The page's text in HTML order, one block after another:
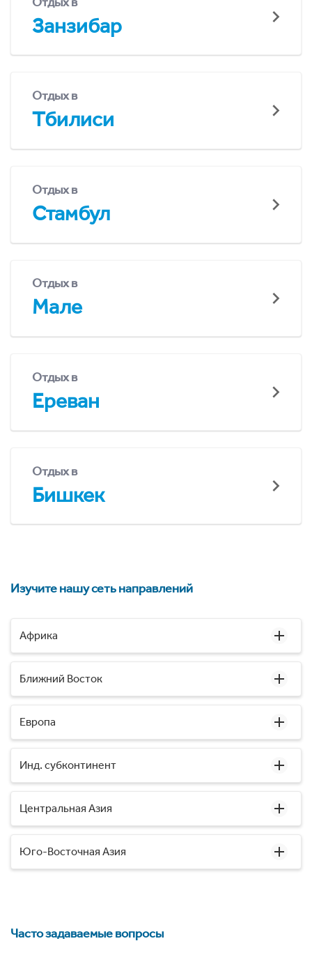
Занзибар
Отдых в
Тбилиси
Отдых в
Стамбул
Отдых в
Мале
Отдых в
Ереван
Отдых в
Бишкек
Изучите нашу сеть направлений
Африка
Ближний Восток
Европа
Инд. субконтинент
Центральная Азия
Юго-Восточная Азия
Часто задаваемые вопросы